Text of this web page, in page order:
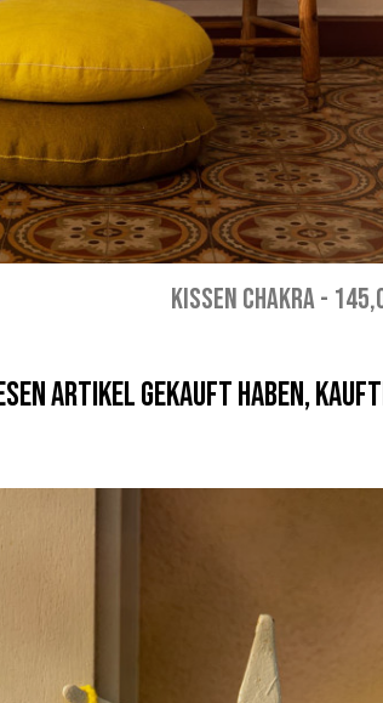
KISSEN CHAKRA-
Artikel gekauft haben,